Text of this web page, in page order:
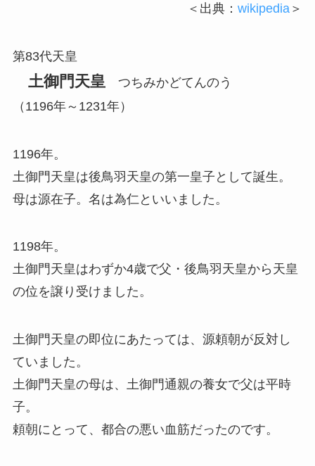
＜出典：wikipedia ＞
第83代天皇
土御門天皇 つちみかどてんのう
（1196年～1231年）
1196年。
土御門天皇は後鳥羽天皇の第一皇子として誕生。
母は源在子。名は為仁といいました。
1198年。
土御門天皇はわずか4歳で父・後鳥羽天皇から天皇
の位を譲り受けました。
土御門天皇の即位にあたっては、源頼朝が反対し
ていました。
土御門天皇の母は、土御門通親の養女で父は平時
子。
頼朝にとって、都合の悪い血筋だったのです。